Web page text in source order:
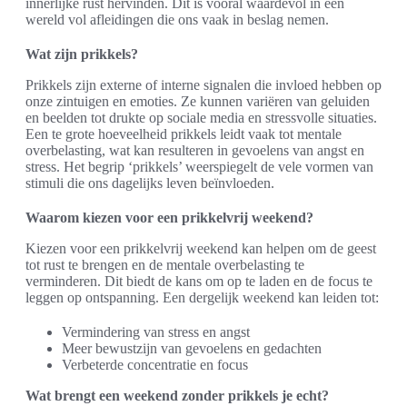
innerlijke rust hervinden. Dit is vooral waardevol in een
wereld vol afleidingen die ons vaak in beslag nemen.
Wat zijn prikkels?
Prikkels zijn externe of interne signalen die invloed hebben op
onze zintuigen en emoties. Ze kunnen variëren van geluiden
en beelden tot drukte op sociale media en stressvolle situaties.
Een te grote hoeveelheid prikkels leidt vaak tot mentale
overbelasting, wat kan resulteren in gevoelens van angst en
stress. Het begrip ‘prikkels’ weerspiegelt de vele vormen van
stimuli die ons dagelijks leven beïnvloeden.
Waarom kiezen voor een prikkelvrij weekend?
Kiezen voor een prikkelvrij weekend kan helpen om de geest
tot rust te brengen en de mentale overbelasting te
verminderen. Dit biedt de kans om op te laden en de focus te
leggen op ontspanning. Een dergelijk weekend kan leiden tot:
Vermindering van stress en angst
Meer bewustzijn van gevoelens en gedachten
Verbeterde concentratie en focus
Wat brengt een weekend zonder prikkels je echt?